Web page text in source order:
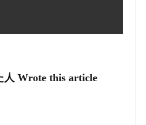
人 Wrote this article